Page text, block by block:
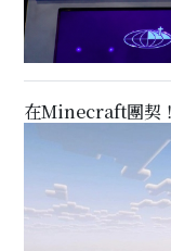
在Minecraft團契